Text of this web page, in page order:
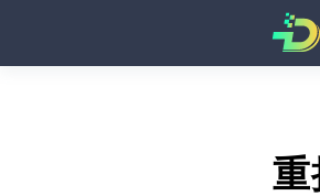
重